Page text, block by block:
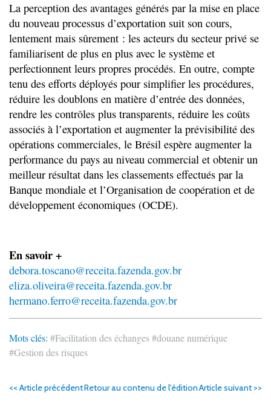
La perception des avantages générés par la mise en place
du nouveau processus d’exportation suit son cours,
lentement mais sûrement : les acteurs du secteur privé se
familiarisent de plus en plus avec le système et
perfectionnent leurs propres procédés. En outre, compte
tenu des efforts déployés pour simplifier les procédures,
réduire les doublons en matière d’entrée des données,
rendre les contrôles plus transparents, réduire les coûts
associés à l’exportation et augmenter la prévisibilité des
opérations commerciales, le Brésil espère augmenter la
performance du pays au niveau commercial et obtenir un
meilleur résultat dans les classements effectués par la
Banque mondiale et l’Organisation de coopération et de
développement économiques (OCDE).
En savoir +
debora.toscano@receita.fazenda.gov.br
eliza.oliveira@receita.fazenda.gov.br
hermano.ferro@receita.fazenda.gov.br
Mots clés: #Facilitation des échanges#douane numérique
#Gestion des risques
<< Article précédentRetour au contenu de l'éditionArticle suivant >>